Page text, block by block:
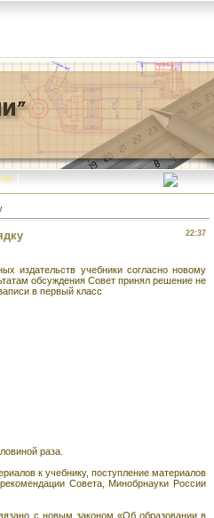
|
22:37
издательств учебники согласно новому
обсуждения Совет принял решение не
в первый класс
раза.
к учебнику, поступление материалов
Совета, Минобрнауки России
с новым законом «Об образовании в